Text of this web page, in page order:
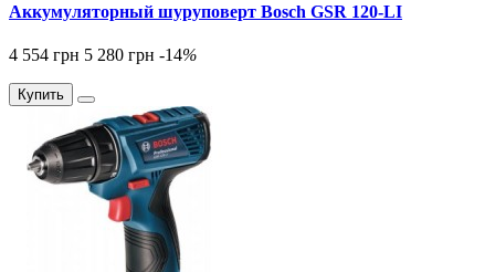
Аккумуляторный шуруповерт Bosch GSR 120-LI
4 554 грн 5 280 грн -14%
Купить